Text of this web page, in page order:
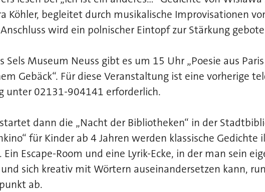
Köhler, begleitet durch musikalische Improvisationen
wird ein polnischer Eintopf zur Stärkung
Sels Museum Neuss gibt es um 15 Uhr „Poesie aus
Gebäck“. Für diese Veranstaltung ist eine vorherige
unter 02131-904141 erforderlich.
dann die „Nacht der Bibliotheken“ in der
für Kinder ab 4 Jahren werden klassische Gedichte
Ein Escape-Room und eine Lyrik-Ecke, in der man sein
sich kreativ mit Wörtern auseinandersetzen kann,
ab.